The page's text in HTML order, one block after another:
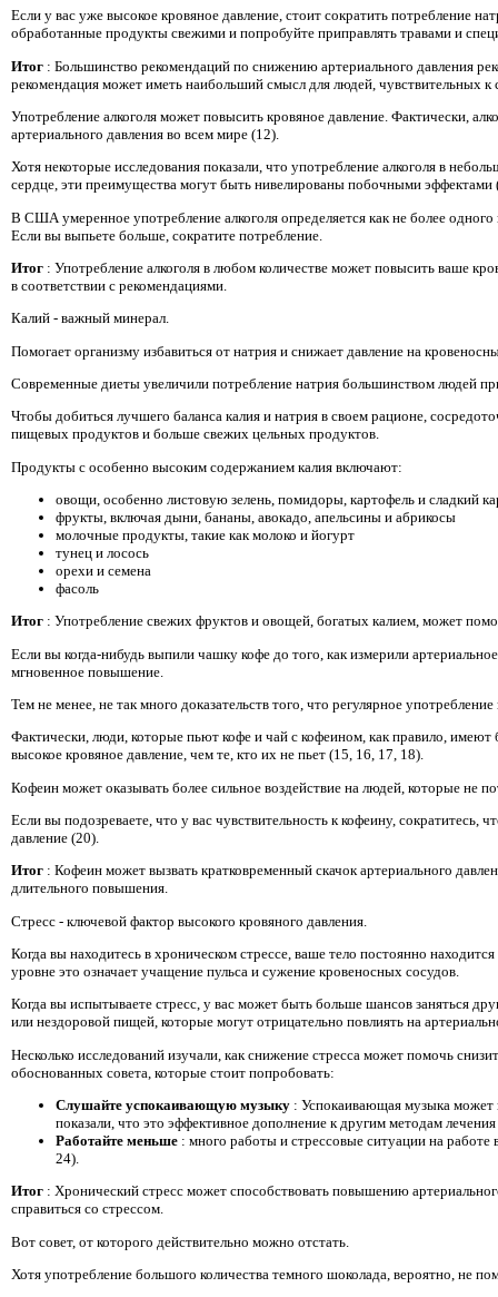
Если у вас уже высокое кровяное давление, стоит сократить потребление
обработанные продукты свежими и попробуйте приправлять травами и
Итог : Большинство рекомендаций по снижению артериального давления
рекомендация может иметь наибольший смысл для людей, чувствительных к
Употребление алкоголя может повысить кровяное давление. Фактически,
артериального давления во всем мире (12).
Хотя некоторые исследования показали, что употребление алкоголя в
сердце, эти преимущества могут быть нивелированы побочными эффектами
В США умеренное употребление алкоголя определяется как не более
Если вы выпьете больше, сократите потребление.
Итог : Употребление алкоголя в любом количестве может повысить ваше
в соответствии с рекомендациями.
Калий - важный минерал.
Помогает организму избавиться от натрия и снижает давление на
Современные диеты увеличили потребление натрия большинством людей
Чтобы добиться лучшего баланса калия и натрия в своем рационе,
пищевых продуктов и больше свежих цельных продуктов.
Продукты с особенно высоким содержанием калия включают:
овощи, особенно листовую зелень, помидоры, картофель и сладкий
фрукты, включая дыни, бананы, авокадо, апельсины и абрикосы
молочные продукты, такие как молоко и йогурт
тунец и лосось
орехи и семена
фасоль
Итог : Употребление свежих фруктов и овощей, богатых калием, может
Если вы когда-нибудь выпили чашку кофе до того, как измерили
мгновенное повышение.
Тем не менее, не так много доказательств того, что регулярное
Фактически, люди, которые пьют кофе и чай с кофеином, как правило, имеют
высокое кровяное давление, чем те, кто их не пьет (15, 16, 17, 18).
Кофеин может оказывать более сильное воздействие на людей, которые не
Если вы подозреваете, что у вас чувствительность к кофеину, сократитесь,
давление (20).
Итог : Кофеин может вызвать кратковременный скачок артериального
длительного повышения.
Стресс - ключевой фактор высокого кровяного давления.
Когда вы находитесь в хроническом стрессе, ваше тело постоянно
уровне это означает учащение пульса и сужение кровеносных сосудов.
Когда вы испытываете стресс, у вас может быть больше шансов заняться
или нездоровой пищей, которые могут отрицательно повлиять на
Несколько исследований изучали, как снижение стресса может помочь
обоснованных совета, которые стоит попробовать:
Слушайте успокаивающую музыку : Успокаивающая музыка может
показали, что это эффективное дополнение к другим методам
Работайте меньше : много работы и стрессовые ситуации на
24).
Итог : Хронический стресс может способствовать повышению
справиться со стрессом.
Вот совет, от которого действительно можно отстать.
Хотя употребление большого количества темного шоколада, вероятно, не